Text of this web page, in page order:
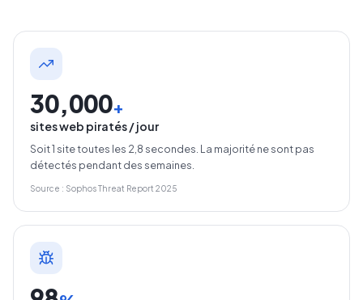
30,000+
sites web piratés / jour
Soit 1 site toutes les 2,8 secondes. La majorité ne sont pas
détectés pendant des semaines.
Source : Sophos Threat Report 2025